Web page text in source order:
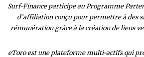
Surf-Finance participe au Programme
d’affiliation conçu pour permettre à des
rémunération grâce à la création de liens
eToro est une plateforme multi-actifs qui